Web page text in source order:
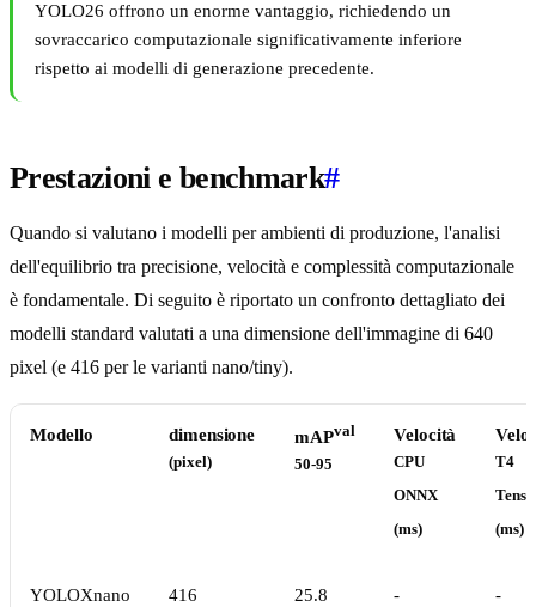
YOLO26 offrono un enorme vantaggio, richiedendo un
sovraccarico computazionale significativamente inferiore
rispetto ai modelli di generazione precedente.
Prestazioni e benchmark#
Quando si valutano i modelli per ambienti di produzione, l'analisi
dell'equilibrio tra precisione, velocità e complessità computazionale
è fondamentale. Di seguito è riportato un confronto dettagliato dei
modelli standard valutati a una dimensione dell'immagine di 640
pixel (e 416 per le varianti nano/tiny).
Modello dimensione
(pixel)
mAPval
50-95
Velocità
CPU
ONNX
(ms)
T4
(ms)
YOLOXnano 416 25.8 - -